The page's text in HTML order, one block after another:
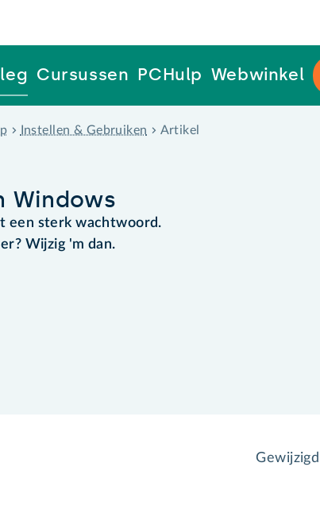
Cursussen PCHulp Webwinkel
Instellen & Gebruiken Artikel
Windows
een sterk wachtwoord.
Wijzig 'm dan.